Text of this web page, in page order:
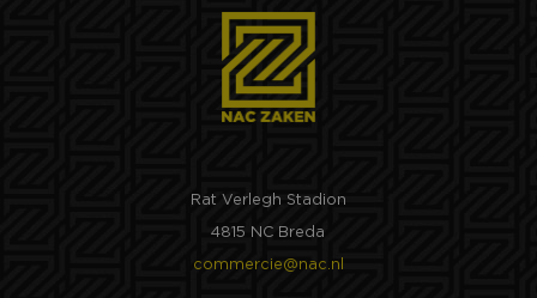
Rat Verlegh Stadion
4815 NC Breda
commercie@nac.nl